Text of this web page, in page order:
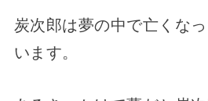
炭次郎は夢の中で亡くな
います。